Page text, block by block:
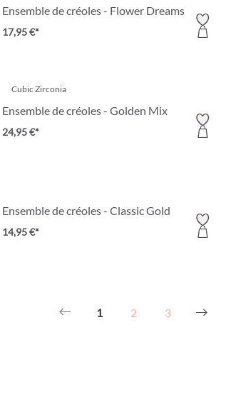
Ensemble de créoles - Flower Dreams
17,95 €*
Cubic Zirconia
Ensemble de créoles - Golden Mix
24,95 €*
Ensemble de créoles - Classic Gold
14,95 €*
1 2 3